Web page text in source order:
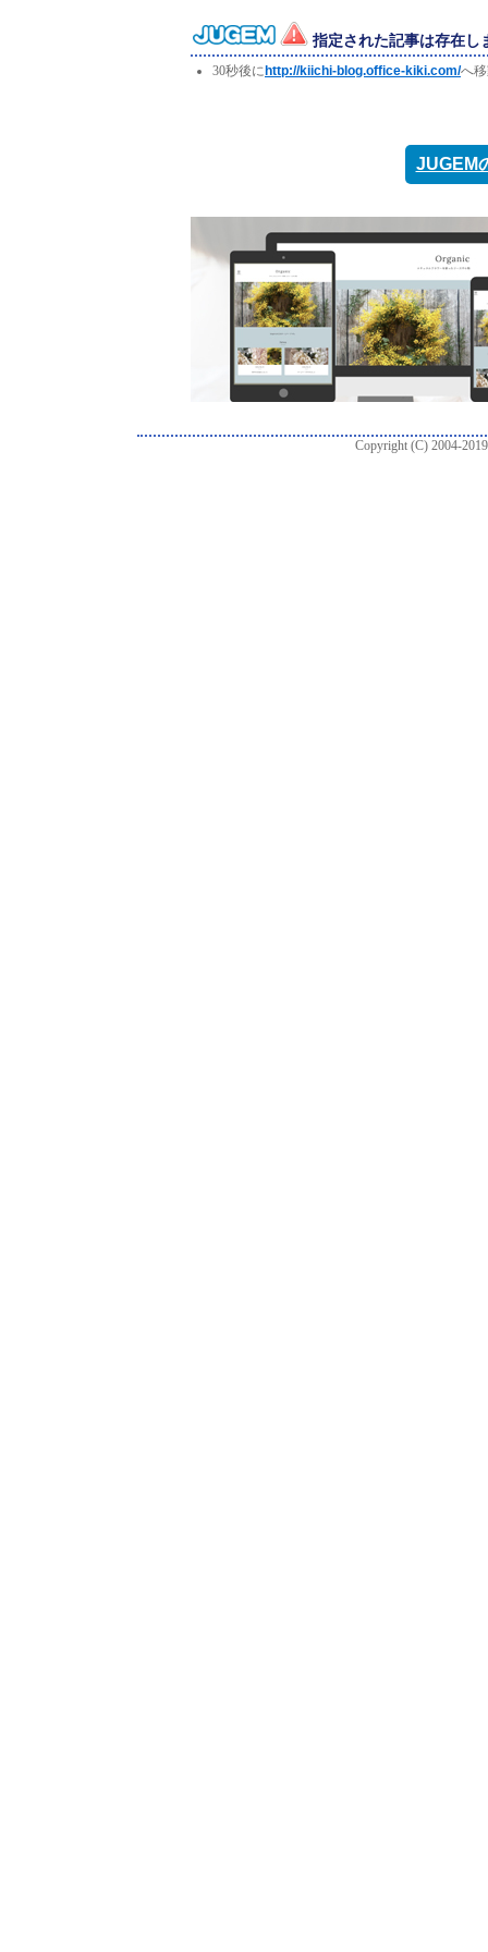
指定された記事は存在し
30秒後に http://kiichi-blog.office-kiki.com/へ
JUGEM
Copyright (C) 2004-